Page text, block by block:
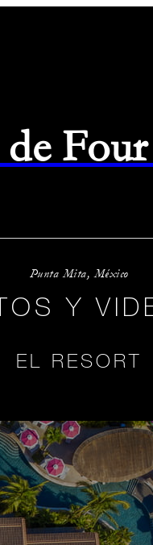
Four
Punta Mita, México
Y
EL RESORT